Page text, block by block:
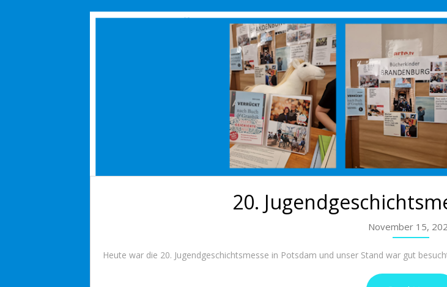
20.
November 15,
Heute war die 20. Jugendgeschichtsmesse in Potsdam und unser Stand war gut